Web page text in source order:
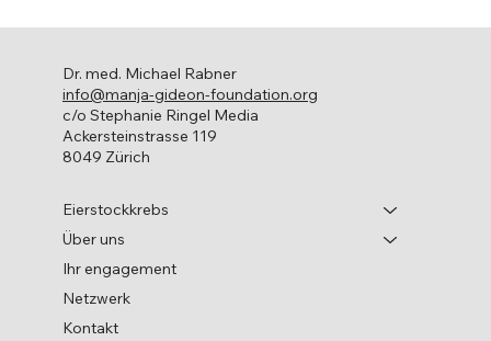
Eierstockkrebs
Über uns
Ihr engagement
Netzwerk
Kontakt
Dr. med. Michael Rabner
info@manja-gideon-foundation.org
c/o Stephanie Ringel Media
Ackersteinstrasse 119
8049 Zürich